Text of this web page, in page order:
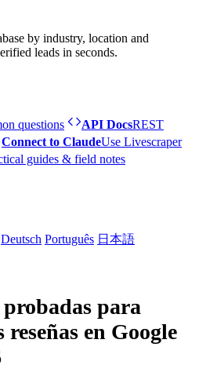
by industry, location and
leads in seconds.
questions API DocsREST
Connect to ClaudeUse Livescraper
guides & field notes
Deutsch Português 日本語
probadas para
reseñas en Google